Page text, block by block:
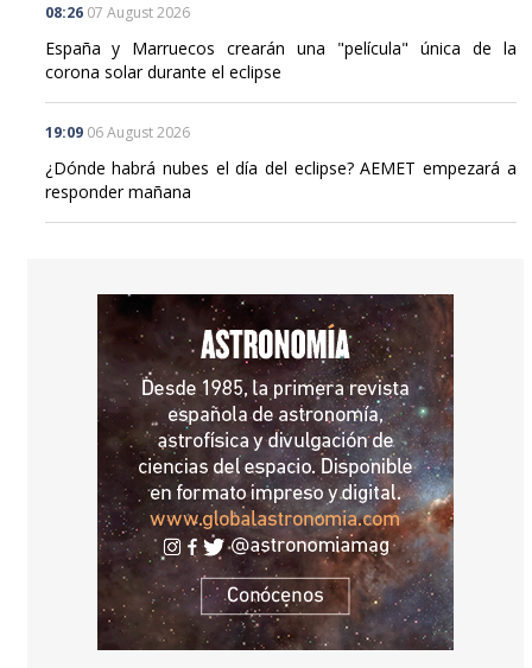
08:26 07 August 2026
España y Marruecos crearán una "película" única de la
corona solar durante el eclipse
19:09 06 August 2026
¿Dónde habrá nubes el día del eclipse? AEMET empezará a
responder mañana